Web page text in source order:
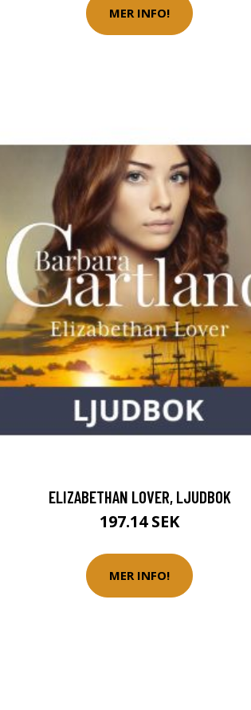
MER INFO!
ELIZABETHAN LOVER, LJUDBOK
197.14 SEK
MER INFO!